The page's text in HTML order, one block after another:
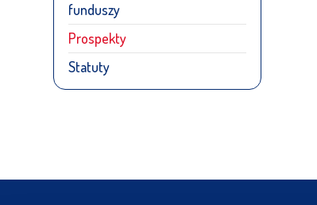
funduszy
Prospekty
Statuty